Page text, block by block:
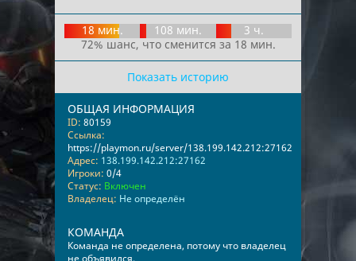
18 мин. 108 мин.
3 ч.
72% шанс, что сменится за 18 мин.
Показать историю
ОБЩАЯ ИНФОРМАЦИЯ
ID: 80159
Ссылка:
https://playmon.ru/server/138.199.142.212:27162
Адрес: 138.199.142.212:27162
Игроки: 0/4
Статус: Включен
Владелец: Не определён
КОМАНДА
Команда не определена, потому что владелец
не объявился.